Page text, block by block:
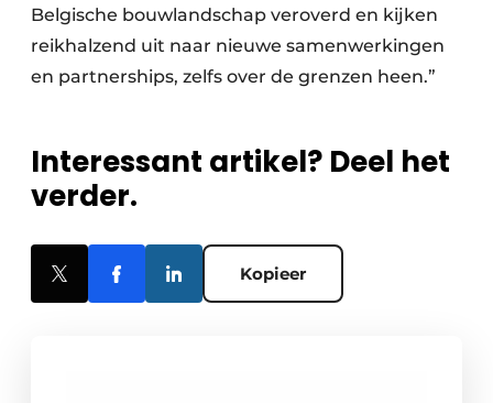
Belgische bouwlandschap veroverd en kijken
reikhalzend uit naar nieuwe samenwerkingen
en partnerships, zelfs over de grenzen heen.”
Interessant artikel? Deel het
verder.
Kopieer